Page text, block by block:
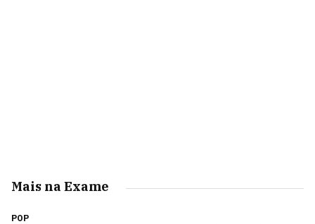
Mais na Exame
POP